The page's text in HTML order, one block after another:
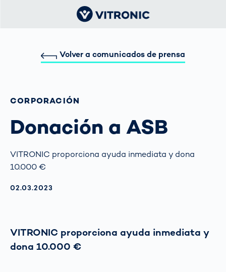
Volver a comunicados de prensa
CORPORACIÓN
Donación a ASB
VITRONIC proporciona ayuda inmediata y dona
10.000 €
AKTUALISIERT AM:
02.03.2023
VITRONIC proporciona ayuda inmediata y
dona 10.000 €